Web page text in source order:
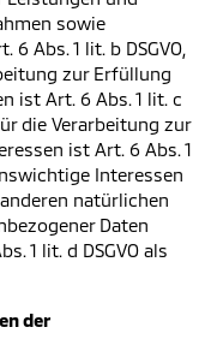
sowie
Abs. 1 lit. b DSGVO,
zur Erfüllung
ist Art. 6 Abs. 1 lit. c
die Verarbeitung zur
ist Art. 6 Abs. 1
Interessen
natürlichen
Daten
1 lit. d DSGVO als
der